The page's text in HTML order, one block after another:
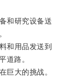
和研究设备送
和用品发送到
道路。
大的挑战。